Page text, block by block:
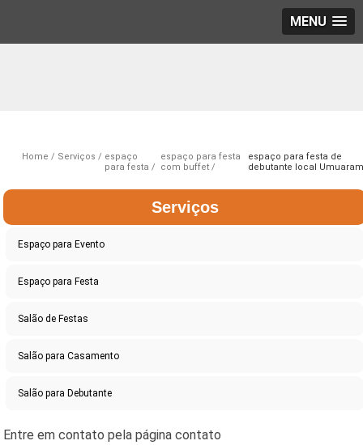
MENU
Home Serviços
espaço
para festa
espaço para festa
com buffet
espaço para festa de
debutante local
Serviços
Espaço para Evento
Espaço para Festa
Salão de Festas
Salão para Casamento
Salão para Debutante